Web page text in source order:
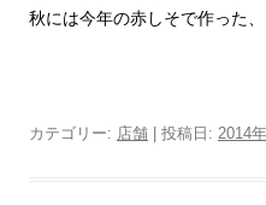
秋には今年の赤しそで作った
カテゴリー: 店舗 | 投稿日: 2014